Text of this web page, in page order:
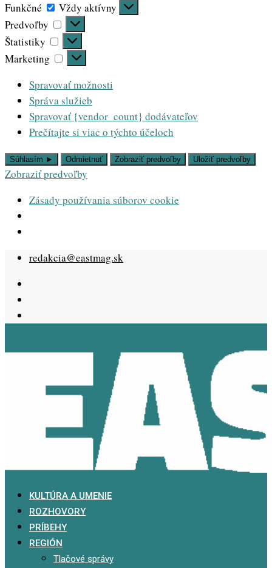
Funkčné
Funkčné
Vždy aktívny
Predvoľby
Predvoľby
Štatistiky
Štatistiky
Marketing
Marketing
Spravovať možnosti
Správa služieb
Spravovať {vendor_count} dodávateľov
Prečítajte si viac o týchto účeloch
Súhlasím ► Odmietnuť Zobraziť predvoľby Uložiť predvoľby
Zobraziť predvoľby
Zásady používania súborov cookie
Skip
content
redakcia@eastmag.sk
KULTÚRA A UMENIE
ROZHOVORY
PRÍBEHY
REGIÓN
Tlačové správy